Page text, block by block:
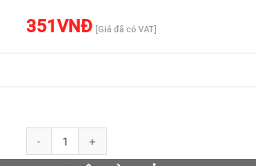
351VNĐ [Giá đã có VAT]
đúc bọc hợp kim Cat 7 UTP, dạng tròn, dài từ 25-